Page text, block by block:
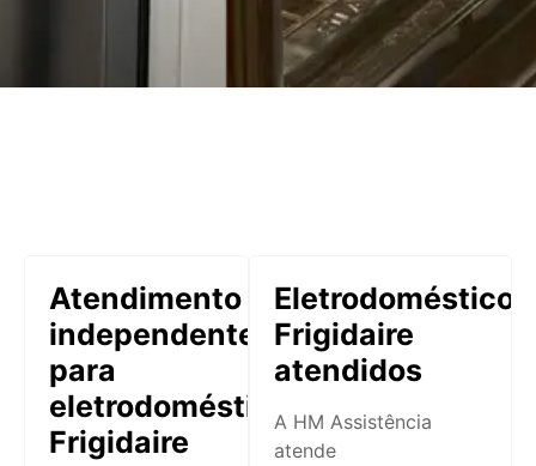
Atendimento
independente
para
eletrodomésticos
Frigidaire
Eletrodomésticos
Frigidaire
atendidos
A HM Assistência
atende